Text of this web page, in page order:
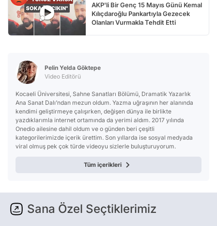
AKP'li Bir Genç 15 Mayıs Günü Kemal
Kılıçdaroğlu Pankartıyla Gezecek
Olanları Vurmakla Tehdit Etti
Pelin Yelda Göktepe
Video Editörü
Kocaeli Üniversitesi, Sahne Sanatları Bölümü, Dramatik Yazarlık
Ana Sanat Dalı’ndan mezun oldum. Yazma uğraşının her alanında
kendimi geliştirmeye çalışırken, değişen dünya ile birlikte
yazdıklarımla internet ortamında da yerimi aldım. 2017 yılında
Onedio ailesine dahil oldum ve o günden beri çeşitli
kategorilerimizde içerik ürettim. Son yıllarda ise sosyal medyada
viral olmuş pek çok türde videoyu sizlerle buluşturuyorum.
Tüm içerikleri
Sana Özel Seçtiklerimiz